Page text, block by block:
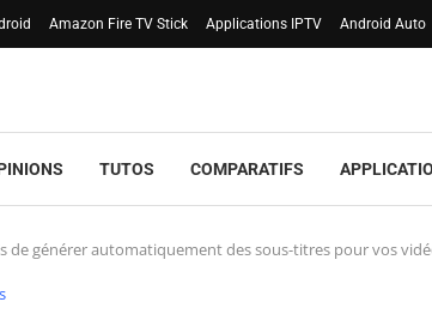
Amazon Fire TV Stick Applications IPTV Android Auto
TUTOS COMPARATIFS
de générer automatiquement des sous-titres pour vos